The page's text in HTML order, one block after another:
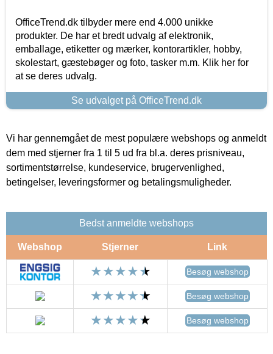
OfficeTrend.dk tilbyder mere end 4.000 unikke
produkter. De har et bredt udvalg af elektronik,
emballage, etiketter og mærker, kontorartikler, hobby,
skolestart, gæstebøger og foto, tasker m.m. Klik her for
at se deres udvalg.
Se udvalget på OfficeTrend.dk
Vi har gennemgået de mest populære webshops og anmeldt
dem med stjerner fra 1 til 5 ud fra bl.a. deres prisniveau,
sortimentstørrelse, kundeservice, brugervenlighed,
betingelser, leveringsformer og betalingsmuligheder.
Bedst anmeldte webshops
Webshop Stjerner Link
Besøg webshop
Besøg webshop
Besøg webshop